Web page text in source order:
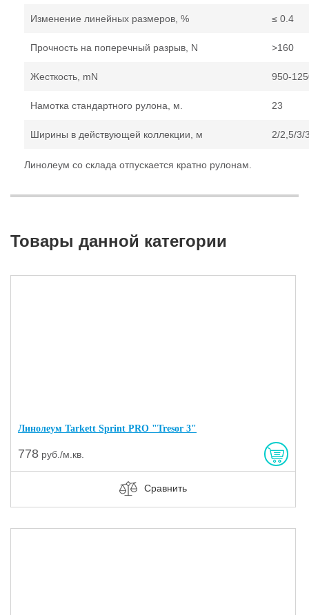
Изменение линейных размеров, % ≤ 0.4
Прочность на поперечный разрыв, N >160
Жесткость, mN 950-
Намотка стандартного рулона, м. 23
Ширины в действующей коллекции, м 2/2,5/3/
Линолеум со склада отпускается кратно рулонам.
Товары данной категории
Линолеум Tarkett Sprint PRO "Tresor 3"
778 руб./м.кв.
Сравнить